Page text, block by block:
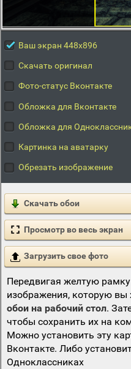
Ваш экран 448x896
Скачать оригинал
Фото-статус Вконтакте
Обложка для Вконтакте
Обложка для
Картинка на аватарку
Обрезать изображение
Скачать обои
Просмотр во весь экран
Загрузить свое фото
Передвигая желтую
изображения, которую вы
обои на рабочий стол.
чтобы сохранить их на
Можно установить эту
Вконтакте. Либо
Одноклассниках